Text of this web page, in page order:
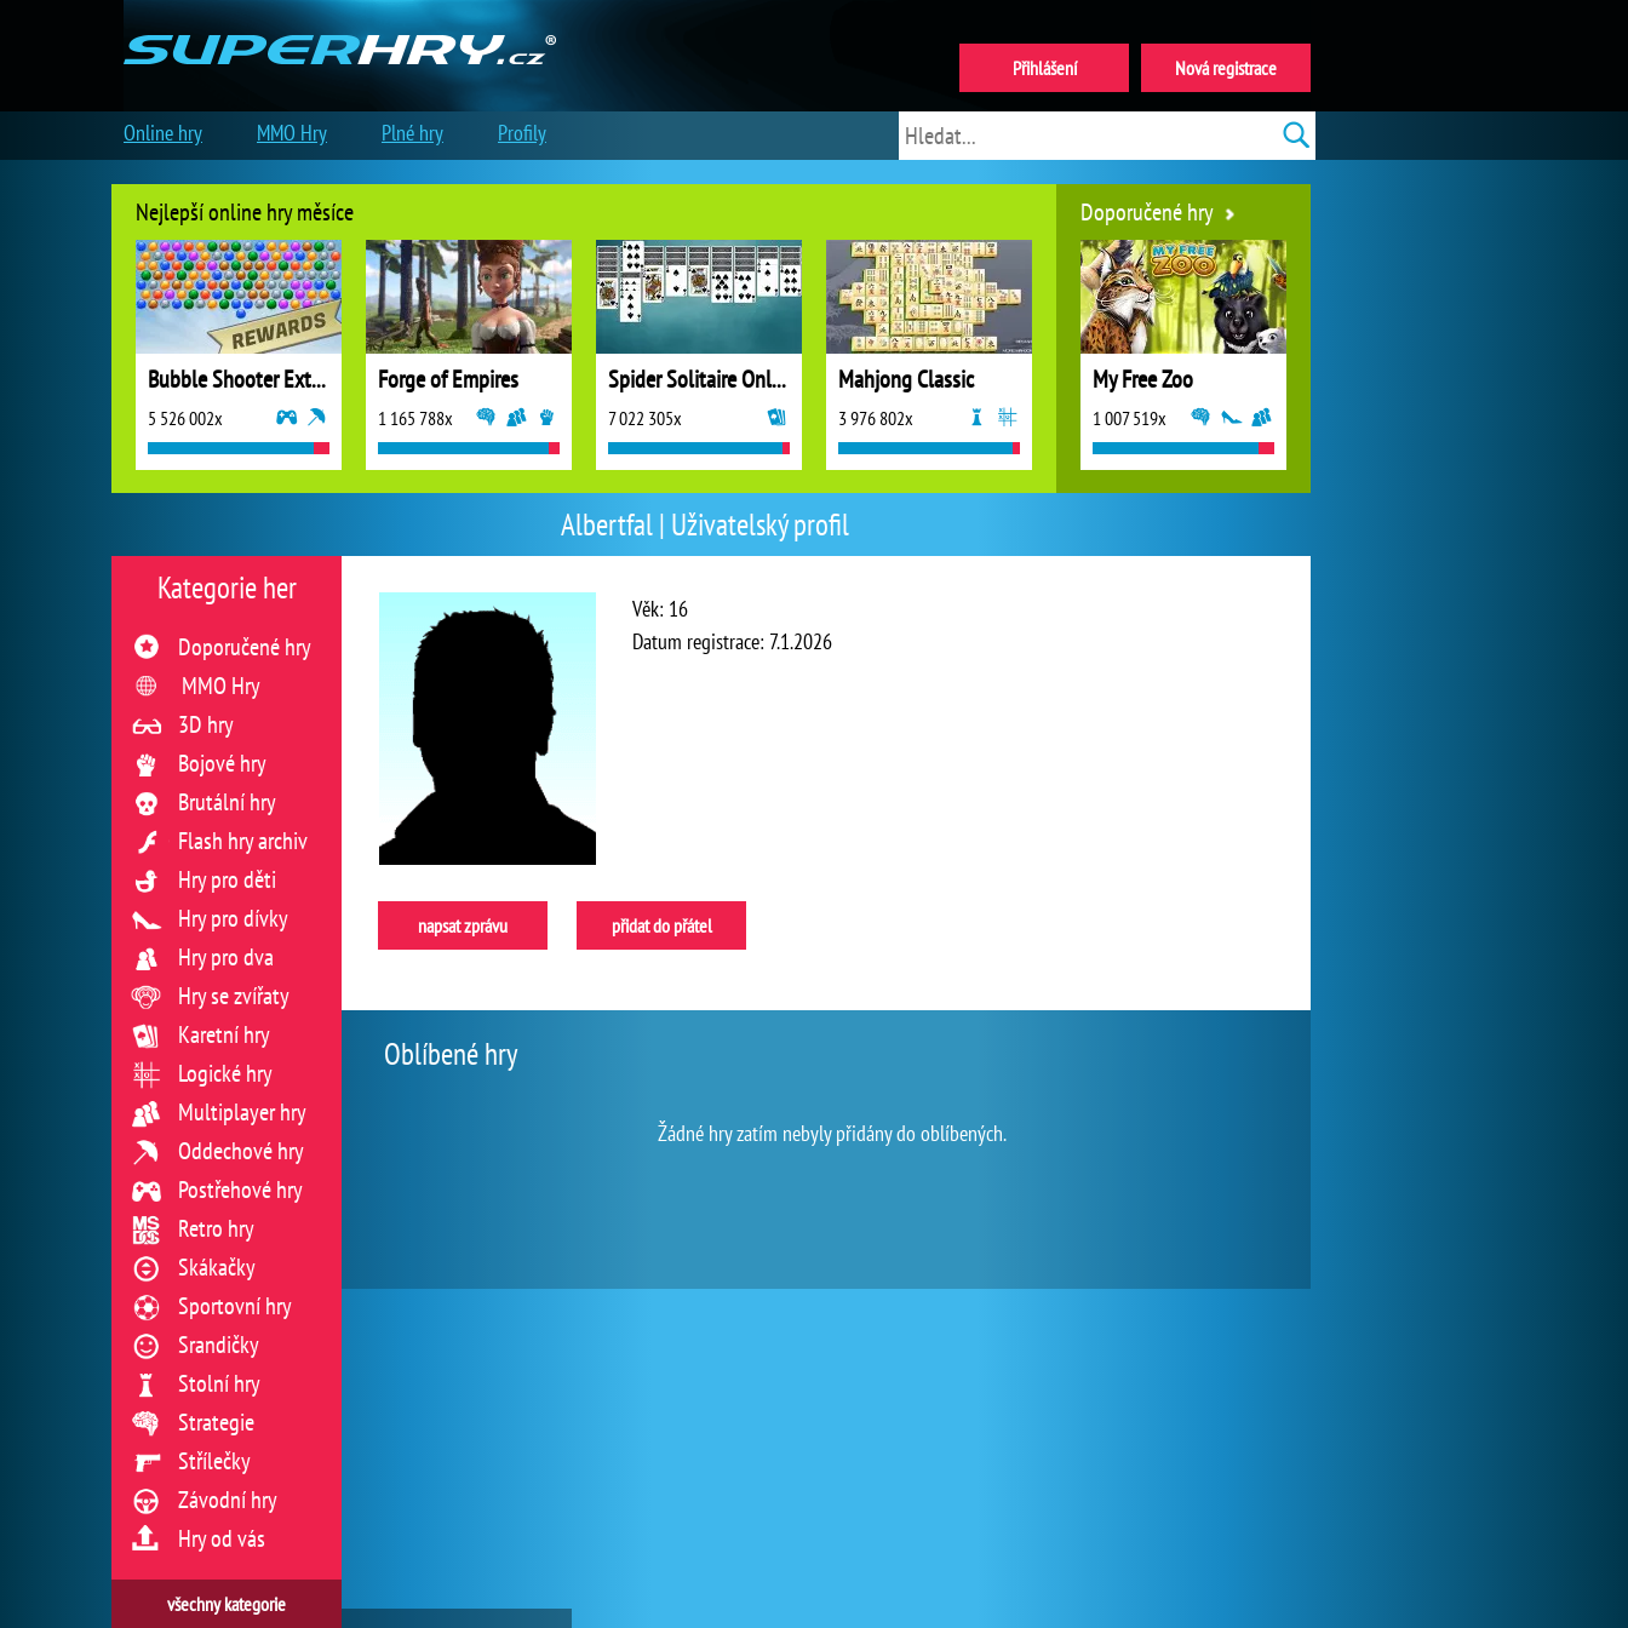
Albertfal | Uživatelský profil
Věk: 16
Datum registrace: 7.1.2026
napsat zprávu přidat do přátel
Oblíbené hry
Žádné hry zatím nebyly přidány do oblíbených.
Kategorie her
Doporučené hry
MMO Hry
3D hry
Bojové hry
Brutální hry
Flash hry archiv
Hry pro děti
Hry pro dívky
Hry pro dva
Hry se zvířaty
Karetní hry
Logické hry
Multiplayer hry
Oddechové hry
Postřehové hry
Retro hry
Skákačky
Sportovní hry
Srandičky
Stolní hry
Strategie
Střílečky
Závodní hry
Hry od vás
všechny kategorie
Nejlepší online hry měsíce
Bubble Shooter Extreme
5 526 002x
Forge of Empires
1 165 788x
Spider Solitaire Online
7 022 305x
Mahjong Classic
3 976 802x
Doporučené hry
My Free Zoo
1 007 519x
Nová registrace
Přihlášení
Online hry MMO Hry Plné hry Profily